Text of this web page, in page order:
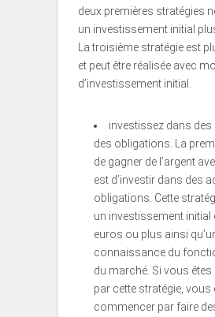
deux premières stratégies
un investissement initial
La troisième stratégie est
et peut être réalisée avec
d’investissement initial.
investissez dans
des obligations. La
de gagner de l’argent
est d’investir dans des
obligations. Cette
un investissement initial
euros ou plus ainsi
connaissance du
du marché. Si vous êtes
par cette stratégie, vous
commencer par faire